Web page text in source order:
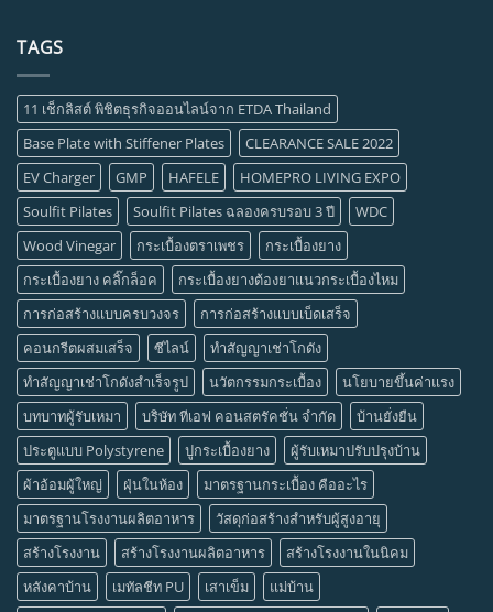
TAGS
11 เช็กลิสต์ พิชิตธุรกิจออนไลน์จาก ETDA Thailand
Base Plate with Stiffener Plates
CLEARANCE SALE 2022
EV Charger
GMP HAFELE
HOMEPRO LIVING EXPO
Soulfit Pilates
Soulfit Pilates ฉลองครบรอบ 3 ปี
WDC
Wood Vinegar
กระเบื้องตราเพชร
กระเบื้องยาง
กระเบื้องยาง คลิ๊กล็อค
กระเบื้องยางต้องยาแนวกระเบื้องไหม
การก่อสร้างแบบครบวงจร
การก่อสร้างแบบเบ็ดเสร็จ
คอนกรีตผสมเสร็จ
ซีไลน์
ทำสัญญาเช่าโกดัง
ทำสัญญาเช่าโกดังสำเร็จรูป
นวัตกรรมกระเบื้อง
นโยบายขึ้นค่าแรง
บทบาทผู้รับเหมา
บริษัท ทีเอฟ คอนสตรัคชั่น จำกัด
บ้านยั่งยืน
ประตูแบบ Polystyrene
ปูกระเบื้องยาง
ผู้รับเหมาปรับปรุงบ้าน
ผ้าอ้อมผู้ใหญ่
ฝุ่นในห้อง
มาตรฐานกระเบื้อง คืออะไร
มาตรฐานโรงงานผลิตอาหาร
วัสดุก่อสร้างสำหรับผู้สูงอายุ
สร้างโรงงาน
สร้างโรงงานผลิตอาหาร
สร้างโรงงานในนิคม
หลังคาบ้าน
เมทัลชีท PU เสาเข็ม
แม่บ้าน